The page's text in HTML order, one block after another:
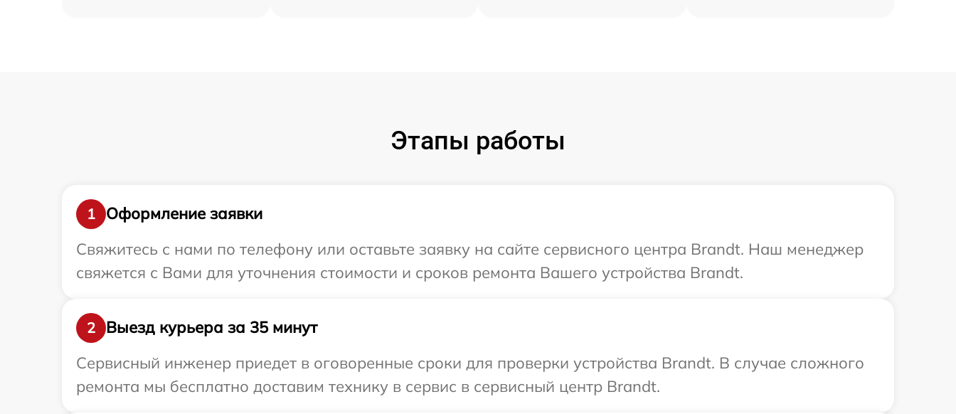
Этапы работы
1
Оформление заявки
Свяжитесь с нами по телефону или оставьте заявку на сайте сервисного центра Brandt. Наш менеджер
свяжется с Вами для уточнения стоимости и сроков ремонта Вашего устройства Brandt.
2
Выезд курьера за 35 минут
Сервисный инженер приедет в оговоренные сроки для проверки устройства Brandt. В случае сложного
ремонта мы бесплатно доставим технику в сервис в сервисный центр Brandt.